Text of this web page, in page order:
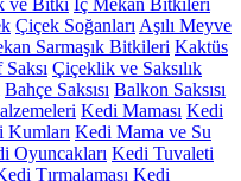
ve Bitki İç Mekan Bitkileri
Çiçek Soğanları Aşılı Meyve
Sarmaşık Bitkileri Kaktüs
Çiçeklik ve Saksılık
Bahçe Saksısı Balkon Saksısı
Kedi Maması Kedi
Kumları Kedi Mama ve Su
Oyuncakları Kedi Tuvaleti
Tırmalaması Kedi